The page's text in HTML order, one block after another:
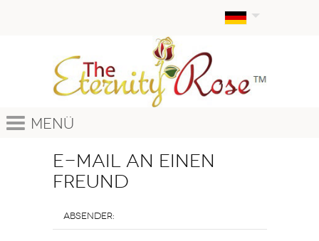
Menü
E-Mail an einen
Freund
Absender: